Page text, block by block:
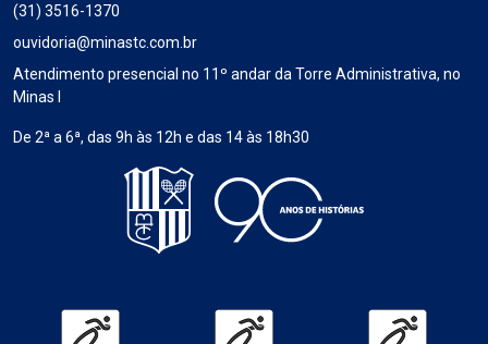
(31) 3516-1370
ouvidoria@minastc.com.br
Atendimento presencial no 11º andar da Torre Administrativa, no
Minas I
De 2ª a 6ª, das 9h às 12h e das 14 às 18h30